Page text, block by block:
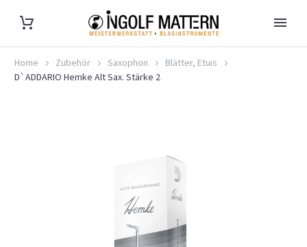
Home Zubehör Saxophon
Blätter, Etuis
D`ADDARIO Hemke Alt Sax. Stärke 2